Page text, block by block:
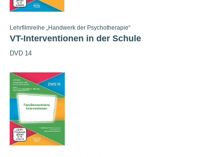
Lehrfilmreihe „Handwerk der Psychotherapie“
VT-Interventionen in der Schule
DVD 14